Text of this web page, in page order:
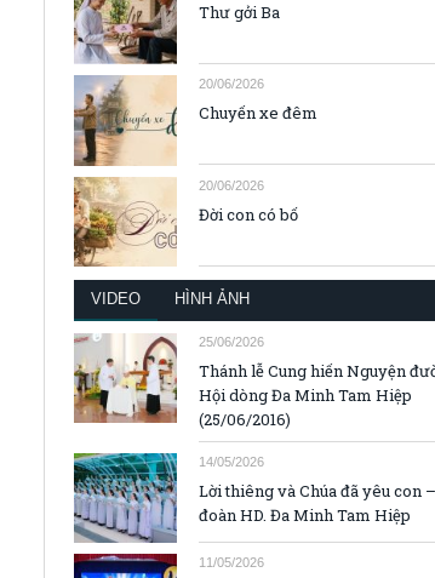
Thư gởi Ba
20/06/2026
Chuyến xe đêm
20/06/2026
Đời con có bố
VIDEO HÌNH ẢNH
25/06/2026
Thánh lễ Cung hiến Nguyện
Hội dòng Đa Minh Tam Hiệp
(25/06/2016)
14/05/2026
Lời thiêng và Chúa đã yêu con
đoàn HD. Đa Minh Tam Hiệp
11/05/2026